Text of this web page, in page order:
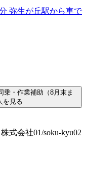
弥生が丘駅から車で
乗・作業補助（8月末ま
を見る
式会社01/soku-kyu02